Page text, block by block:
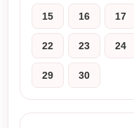
15 16 17
22 23 24
29 30